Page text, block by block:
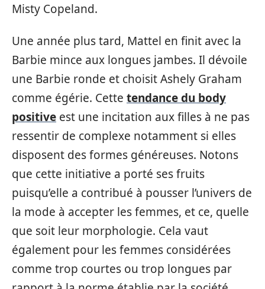
Misty Copeland.
Une année plus tard, Mattel en finit avec la
Barbie mince aux longues jambes. Il dévoile
une Barbie ronde et choisit Ashely Graham
comme égérie. Cette tendance du body
positive est une incitation aux filles à ne pas
ressentir de complexe notamment si elles
disposent des formes généreuses. Notons
que cette initiative a porté ses fruits
puisqu’elle a contribué à pousser l’univers de
la mode à accepter les femmes, et ce, quelle
que soit leur morphologie. Cela vaut
également pour les femmes considérées
comme trop courtes ou trop longues par